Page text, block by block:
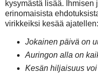
kysymästä lisää. Ihmisen
erinomaisista
virikkeiksi kesää ajatellen:
Jokainen päivä on
Auringon alla on
Kesän hiljaisuus